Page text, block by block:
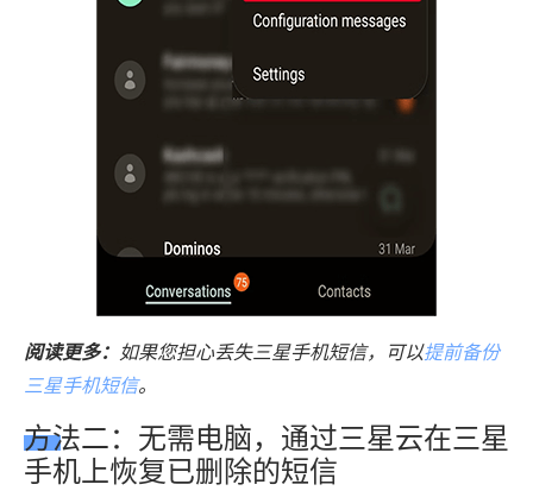
阅读更多： 如果您担心丢失三星手机短信，可以提前备份
三星手机短信。
方法二：无需电脑，通过三星云在三星
手机上恢复已删除的短信